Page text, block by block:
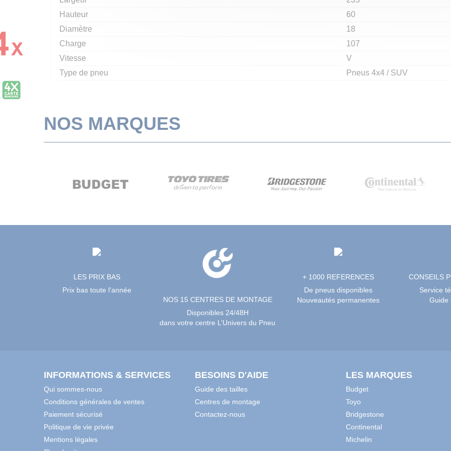
Hauteur
60
Diamètre
18
Charge
107
Vitesse
V
Type de pneu
Pneus 4x4 / SUV
NOS MARQUES
LES PRIX BAS
Prix bas toute l'année
NOS 15 CENTRES DE MONTAGE
Disponibles 24/48H
dans votre centre L’Univers du Pneu
+ 1000 REFERENCES
De pneus disponibles
Nouveautés permanentes
CONSEILS
Service
Guide
INFORMATIONS & SERVICES
Qui sommes-nous
Conditions générales de ventes
Paiement sécurisé
Politique de vie privée
Mentions légales
BESOINS D'AIDE
Guide des tailles
Centres de montage
Contactez-nous
LES MARQUES
Budget
Toyo
Bridgestone
Continental
Michelin